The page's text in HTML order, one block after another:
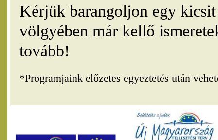
Kérjük barangoljon egy
völgyében már kellő
tovább!
*Programjaink előzetes egyeztetés után